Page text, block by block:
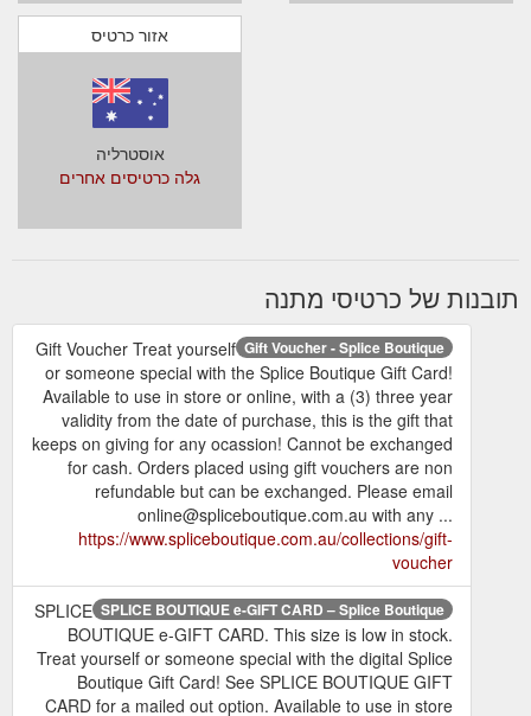
אזור כרטיס
אוסטרליה
גלה כרטיסים אחרים
תובנות של כרטיסי מתנה
Gift Voucher - Splice Boutique
Gift Voucher Treat yourself
or someone special with the Splice Boutique Gift Card!
Available to use in store or online, with a (3) three year
validity from the date of purchase, this is the gift that
keeps on giving for any ocassion! Cannot be exchanged
for cash. Orders placed using gift vouchers are non
refundable but can be exchanged. Please email
online@spliceboutique.com.au with any ...
https://www.spliceboutique.com.au/collections/gift-
voucher
SPLICE BOUTIQUE e-GIFT CARD – Splice Boutique
SPLICE
BOUTIQUE e-GIFT CARD. This size is low in stock.
Treat yourself or someone special with the digital Splice
Boutique Gift Card! See SPLICE BOUTIQUE GIFT
CARD for a mailed out option. Available to use in store